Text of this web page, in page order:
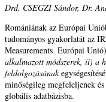
Drd. CSEGZI Sándor, Dr.
Romániának az Európai
tudományos gyakorlatát az
Measurements ­ Európai
alkalmazott módszerek, ii) a
feldolgozásának
minőségileg megfeleljenek
globális adatbázisba.